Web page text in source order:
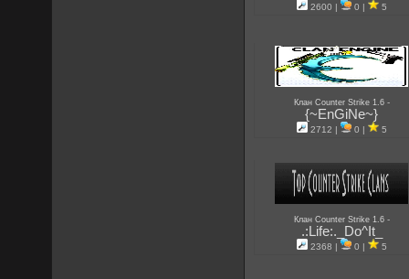
2600 | 0 | 5
Клан Counter Strike 1.6 -
{~EnGiNe~}
2712 | 0 | 5
Клан Counter Strike 1.6 -
.:Life:._Do^It_
2368 | 0 | 5